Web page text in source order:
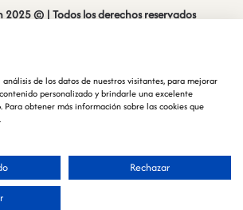
© | Todos los derechos reservados
de los datos de nuestros visitantes, para mejorar
personalizado y brindarle una excelente
obtener más información sobre las cookies que
Rechazar